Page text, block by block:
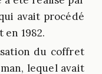
avait procédé
1982.
du coffret
lequel avait